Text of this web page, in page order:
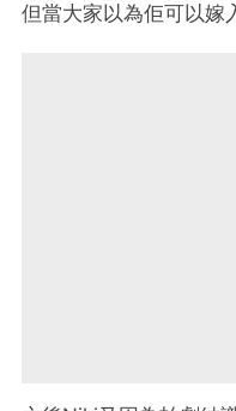
但當大家以為佢可以嫁